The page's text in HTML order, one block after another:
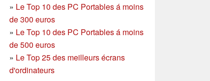
» Le Top 10 des PC Portables á moins
de 300 euros
» Le Top 10 des PC Portables á moins
de 500 euros
» Le Top 25 des meilleurs écrans
d'ordinateurs